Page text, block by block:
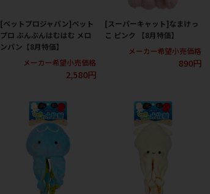
[ペットプロジャパン]ペット
プロ ぶんぶんはむはむ メロ
ンパン【8月特価】
メーカー希望小売価格
2,580円
[スーパーキャット]なまけっ
こ ピンク 【8月特価】
メーカー希望小売価格
890円